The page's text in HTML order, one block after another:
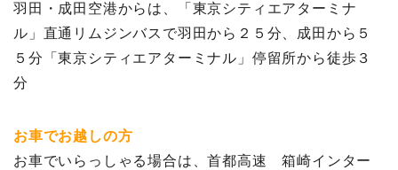
羽田・成田空港からは、「東京シティエアターミナ
ル」直通リムジンバスで羽田から２５分、成田から５
５分「東京シティエアターミナル」停留所から徒歩３
分
お車でお越しの方
お車でいらっしゃる場合は、首都高速 箱崎インター